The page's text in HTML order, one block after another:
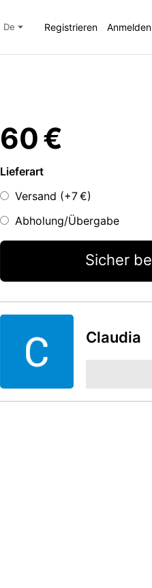
de Registrieren Anmelden
60 €
Lieferart
Versand (+7 €)
Abholung/Übergabe
Sicher
Claudia